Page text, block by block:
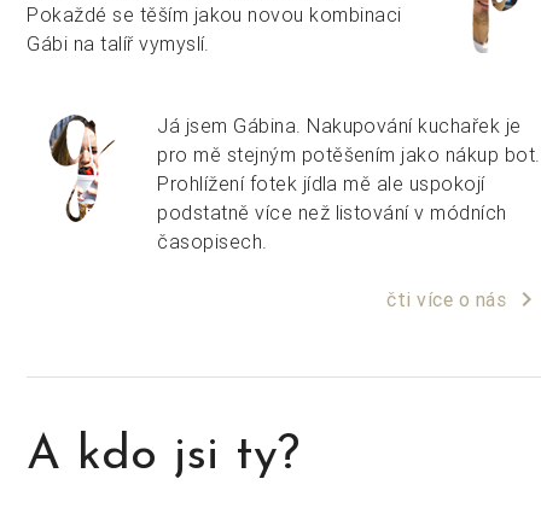
Pokaždé se těším jakou novou kombinaci
Gábi na talíř vymyslí.
Já jsem Gábina. Nakupování kuchařek je
pro mě stejným potěšením jako nákup bot.
Prohlížení fotek jídla mě ale uspokojí
podstatně více než listování v módních
časopisech.
čti více o nás keyboard_arrow_right
A kdo jsi ty?